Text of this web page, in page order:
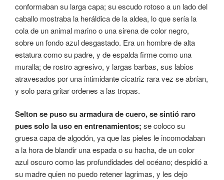
conformaban su larga capa; su escudo rotoso a un lado del
caballo mostraba la heráldica de la aldea, lo que sería la
cola de un animal marino o una sirena de color negro,
sobre un fondo azul desgastado. Era un hombre de alta
estatura como su padre, y de espalda firme como una
muralla; de rostro agresivo, y largas barbas, sus labios
atravesados por una intimidante cicatriz rara vez se abrían,
y solo para gritar ordenes a las tropas.
Selton se puso su armadura de cuero, se sintió raro
pues solo la uso en entrenamientos; se coloco su
gruesa capa de algodón, ya que las pieles le incomodaban
a la hora de blandir una espada o su hacha, de un color
azul oscuro como las profundidades del océano; despidió a
su madre quien no puedo retener lagrimas, y les dejo